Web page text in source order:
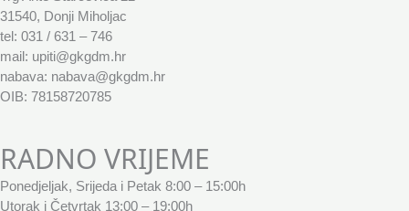
31540, Donji Miholjac
tel: 031 / 631 – 746
mail: upiti@gkgdm.hr
nabava: nabava@gkgdm.hr
OIB: 78158720785
RADNO VRIJEME
Ponedjeljak, Srijeda i Petak 8:00 – 15:00h
Utorak i Četvrtak 13:00 – 19:00h